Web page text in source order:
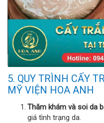
5. QUY TRÌNH CẤY
MỸ VIỆN HOA ANH
Thăm khám và soi da
giá tình trạng da.